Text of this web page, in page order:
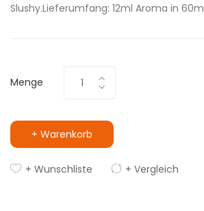
Slushy.Lieferumfang: 12ml Aroma in
Menge
+ Warenkorb
+ Wunschliste + Vergleich